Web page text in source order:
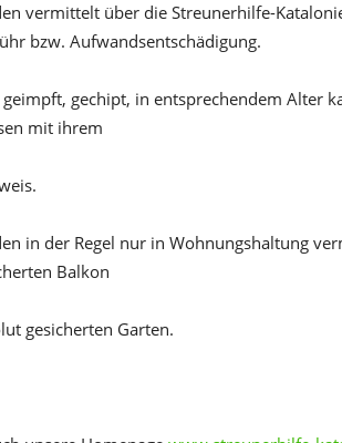
vermittelt über die Streunerhilfe-
bzw. Aufwandsentschädigung.
gechipt, in entsprechendem Alter
mit ihrem
in der Regel nur in Wohnungshaltung
Balkon
gesicherten Garten.